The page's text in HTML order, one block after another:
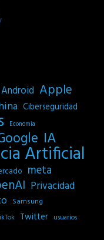
Android Apple
Ciberseguridad
Economia
IA
Artificial
meta
Privacidad
Samsung
Twitter usuarios